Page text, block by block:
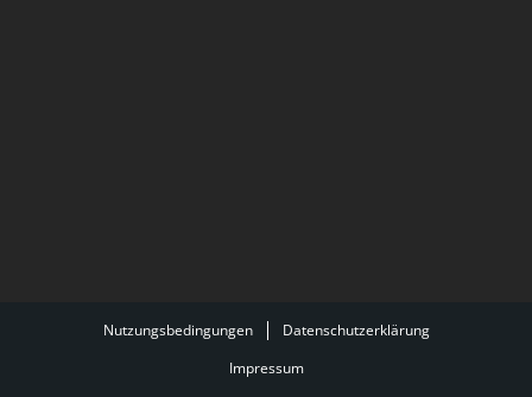
Nutzungsbedingungen
Datenschutzerklärung
Impressum